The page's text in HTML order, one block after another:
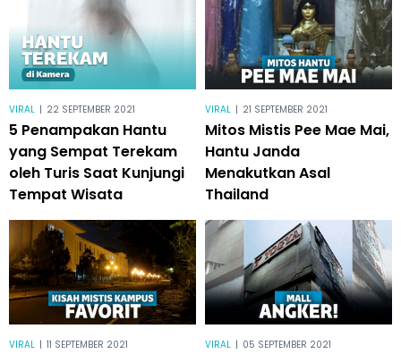
VIRAL | 22 SEPTEMBER 2021
5 Penampakan Hantu
yang Sempat Terekam
oleh Turis Saat Kunjungi
Tempat Wisata
VIRAL | 21 SEPTEMBER 2021
Mitos Mistis Pee Mae Mai,
Hantu Janda
Menakutkan Asal
Thailand
VIRAL | 11 SEPTEMBER 2021 VIRAL | 05 SEPTEMBER 2021